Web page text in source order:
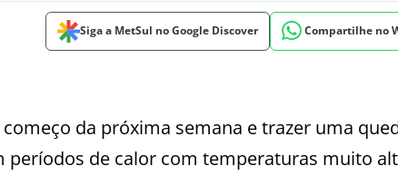
Siga a MetSul no Google Discover Compartilhe no
da próxima semana e trazer uma
de calor com temperaturas muito